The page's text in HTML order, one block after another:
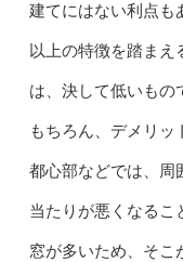
建てにはない利点も
以上の特徴を踏まえ
は、決して低いもの
もちろん、デメリッ
都心部などでは、周
当たりが悪くなるこ
窓が多いため、そこ